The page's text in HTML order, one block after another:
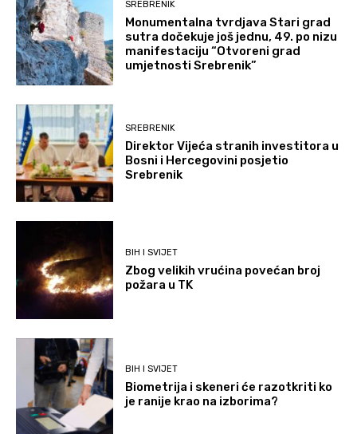
SREBRENIK
Monumentalna tvrdjava Stari grad
sutra dočekuje još jednu, 49. po nizu
manifestaciju “Otvoreni grad
umjetnosti Srebrenik”
SREBRENIK
Direktor Vijeća stranih investitora u
Bosni i Hercegovini posjetio
Srebrenik
BIH I SVIJET
Zbog velikih vrućina povećan broj
požara u TK
BIH I SVIJET
Biometrija i skeneri će razotkriti ko
je ranije krao na izborima?